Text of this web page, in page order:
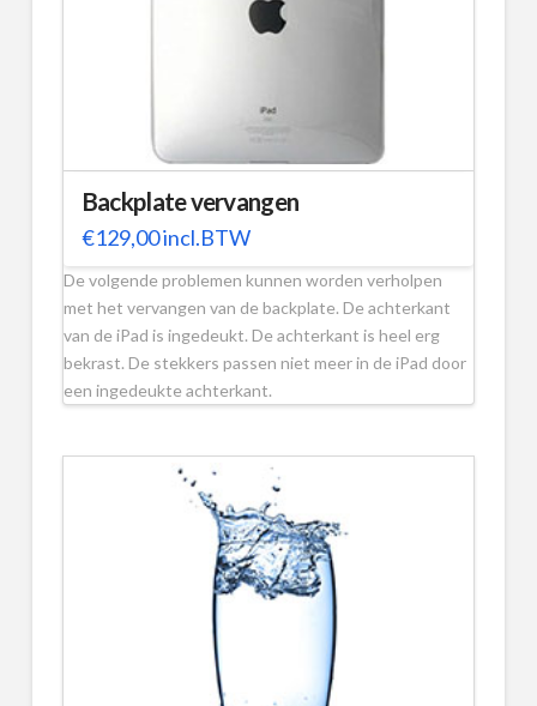
Backplate vervangen
€129,00incl.BTW
De volgende problemen kunnen worden verholpen
met het vervangen van de backplate. De achterkant
van de iPad is ingedeukt. De achterkant is heel erg
bekrast. De stekkers passen niet meer in de iPad door
een ingedeukte achterkant.